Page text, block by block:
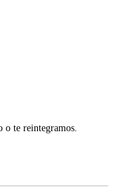
o te reintegramos.